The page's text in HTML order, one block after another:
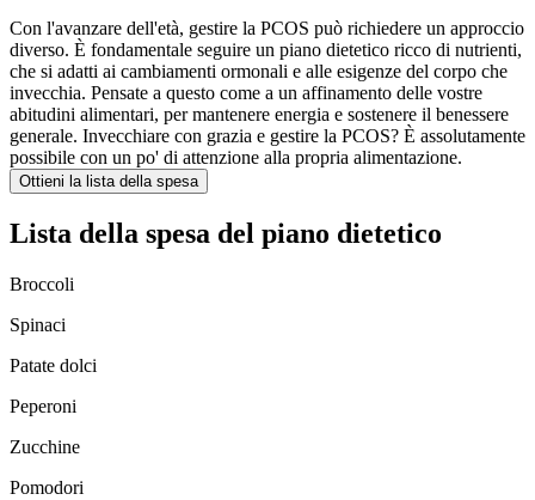
Con l'avanzare dell'età, gestire la PCOS può richiedere un approccio
diverso. È fondamentale seguire un piano dietetico ricco di nutrienti,
che si adatti ai cambiamenti ormonali e alle esigenze del corpo che
invecchia. Pensate a questo come a un affinamento delle vostre
abitudini alimentari, per mantenere energia e sostenere il benessere
generale. Invecchiare con grazia e gestire la PCOS? È assolutamente
possibile con un po' di attenzione alla propria alimentazione.
Ottieni la lista della spesa
Lista della spesa del piano dietetico
Broccoli
Spinaci
Patate dolci
Peperoni
Zucchine
Pomodori